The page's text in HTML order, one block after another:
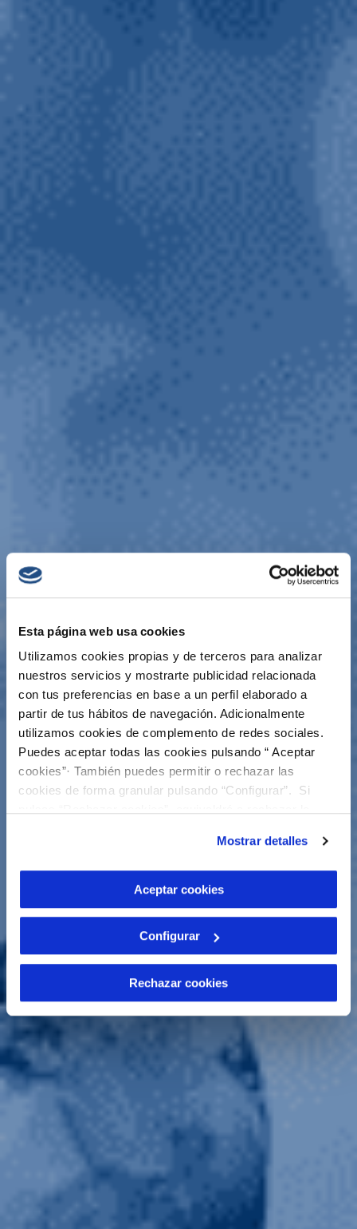
Esta página web usa cookies
Utilizamos cookies propias y de terceros para analizar
nuestros servicios y mostrarte publicidad relacionada
con tus preferencias en base a un perfil elaborado a
partir de tus hábitos de navegación. Adicionalmente
utilizamos cookies de complemento de redes sociales.
Puedes aceptar todas las cookies pulsando “ Aceptar
cookies”· También puedes permitir o rechazar las
cookies de forma granular pulsando “Configurar”. Si
son indispensables para que el sitio web funcione y que
más información en nuestraPolítica de Cookies
Mostrar detalles
Aceptar cookies
Configurar
Rechazar cookies